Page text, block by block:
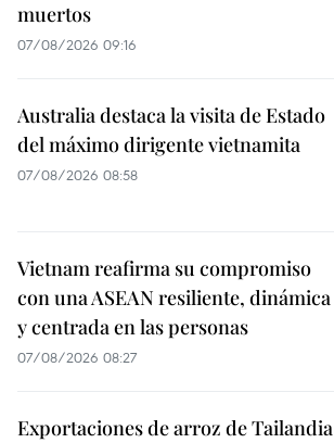
muertos
07/08/2026 09:16
Australia destaca la visita de Estado
del máximo dirigente vietnamita
07/08/2026 08:58
Vietnam reafirma su compromiso
con una ASEAN resiliente, dinámica
y centrada en las personas
07/08/2026 08:27
Exportaciones de arroz de Tailandia